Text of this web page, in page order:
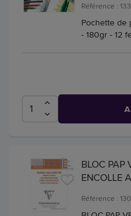
Référence :
Pochette de
- 180gr - 12
BLOC PAP
ENCOLLE
Référence :